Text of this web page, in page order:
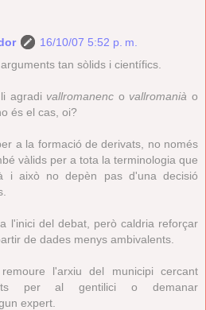
16/10/07 5:52 p. m.
tan sòlids i científics.
agradi vallromanenc o vallromanià o
és el cas, oi?
a la formació de derivats, no només
vàlids per a tota la terminologia que
i això no depèn pas d'una decisió
l'inici del debat, però caldria reforçar
de dades menys ambivalents.
l'arxiu del municipi cercant
per al gentilici o demanar
expert.